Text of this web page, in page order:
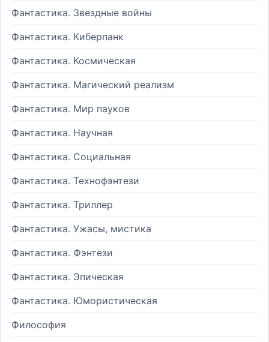
Фантастика. Звездные войны
Фантастика. Киберпанк
Фантастика. Космическая
Фантастика. Магический реализм
Фантастика. Мир пауков
Фантастика. Научная
Фантастика. Социальная
Фантастика. Технофэнтези
Фантастика. Триллер
Фантастика. Ужасы, мистика
Фантастика. Фэнтези
Фантастика. Эпическая
Фантастика. Юмористическая
Философия